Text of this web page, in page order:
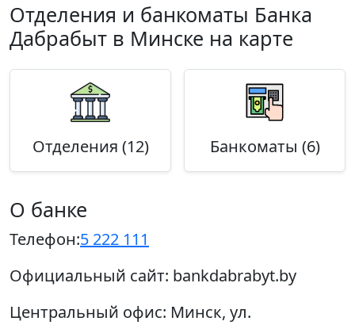
Отделения и банкоматы Банка
Дабрабыт в Минске на карте
Отделения (12) Банкоматы (6)
О банке
Телефон:5 222 111
Официальный сайт: bankdabrabyt.by
Центральный офис: Минск, ул.